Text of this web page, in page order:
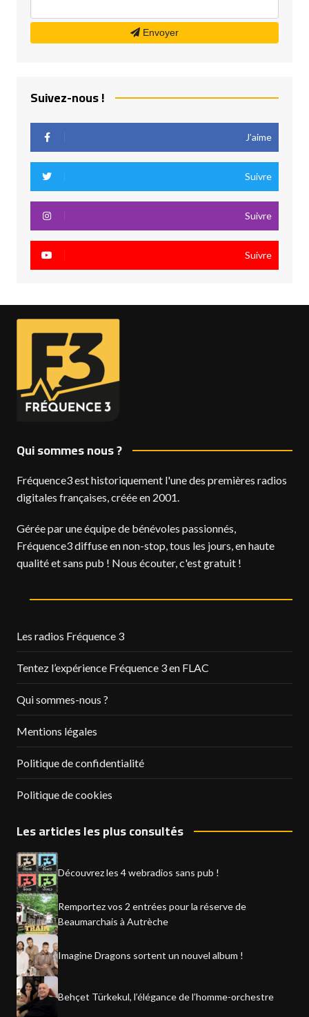
Envoyer
Suivez-nous !
J’aime
Suivre
Suivre
Suivre
Qui sommes nous ?
Fréquence3 est historiquement l'une des premières radios
digitales françaises, créée en 2001.
Gérée par une équipe de bénévoles passionnés,
Fréquence3 diffuse en non-stop, tous les jours, en haute
qualité et sans pub ! Nous écouter, c'est gratuit !
Les radios Fréquence 3
Tentez l’expérience Fréquence 3 en FLAC
Qui sommes-nous ?
Mentions légales
Politique de confidentialité
Politique de cookies
Les articles les plus consultés
Découvrez les 4 webradios sans pub !
Remportez vos 2 entrées pour la réserve de
Beaumarchais à Autrèche
Imagine Dragons sortent un nouvel album !
Behçet Türkekul, l’élégance de l’homme-orchestre